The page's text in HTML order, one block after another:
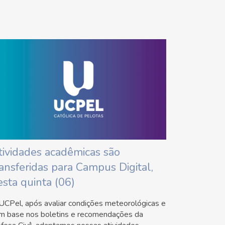
acadêmicas são
para Campus Digital,
quinta (06)
após avaliar condições meteorológicas e
base nos boletins e recomendações da